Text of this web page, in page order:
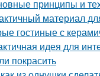
принципы и
материал
гостиные с
идея для
покрасить